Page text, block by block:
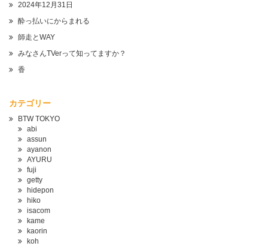
2024年12月31日
酔っ払いにからまれる
師走とWAY
みなさんTVerって知ってますか？
香
カテゴリー
BTW TOKYO
abi
assun
ayanon
AYURU
fuji
getty
hidepon
hiko
isacom
kame
kaorin
koh